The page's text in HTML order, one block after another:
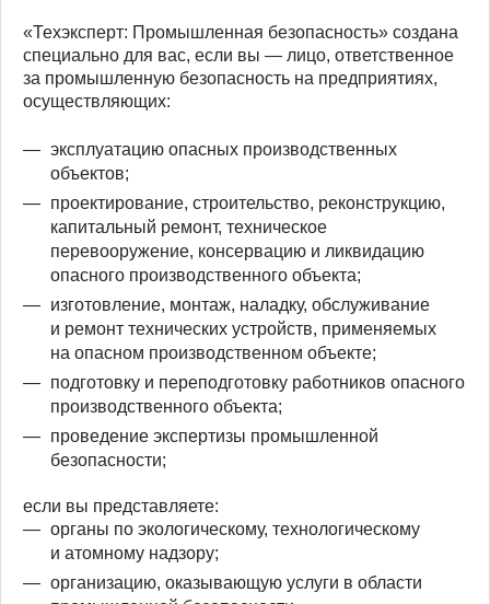
«Техэксперт: Промышленная безопасность» создана
специально для вас, если вы — лицо, ответственное
за промышленную безопасность на предприятиях,
осуществляющих:
эксплуатацию опасных производственных
объектов;
проектирование, строительство, реконструкцию,
капитальный ремонт, техническое
перевооружение, консервацию и ликвидацию
опасного производственного объекта;
изготовление, монтаж, наладку, обслуживание
и ремонт технических устройств, применяемых
на опасном производственном объекте;
подготовку и переподготовку работников опасного
производственного объекта;
проведение экспертизы промышленной
безопасности;
если вы представляете:
органы по экологическому, технологическому
и атомному надзору;
организацию, оказывающую услуги в области